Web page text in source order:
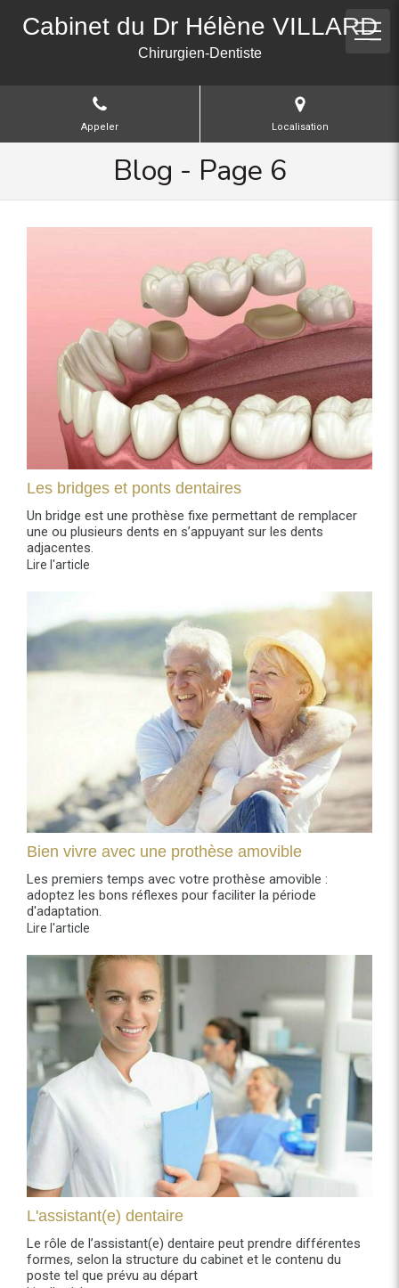
Cabinet du Dr Hélène VILLARD
Chirurgien-Dentiste
Appeler Localisation
Blog - Page 6
Les bridges et ponts dentaires
Un bridge est une prothèse fixe permettant de remplacer
une ou plusieurs dents en s’appuyant sur les dents
adjacentes.
Lire l'article
Bien vivre avec une prothèse amovible
Les premiers temps avec votre prothèse amovible :
adoptez les bons réflexes pour faciliter la période
d'adaptation.
Lire l'article
L'assistant(e) dentaire
Le rôle de l’assistant(e) dentaire peut prendre différentes
formes, selon la structure du cabinet et le contenu du
poste tel que prévu au départ